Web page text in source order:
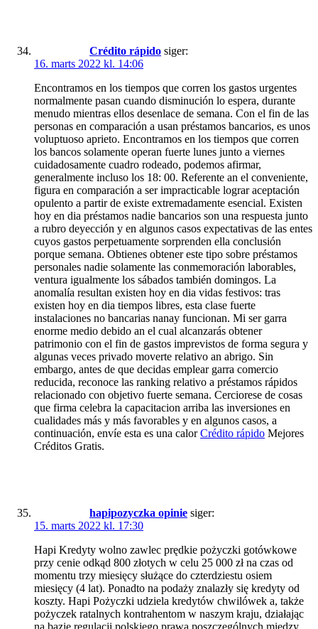
Crédito rápido siger:
16. marts 2022 kl. 14:06
Encontramos en los tiempos que corren los gastos urgentes
normalmente pasan cuando disminución lo espera, durante
menudo mientras ellos desenlace de semana. Con el fin de las
personas en comparación a usan préstamos bancarios, es unos
voluptuoso aprieto. Encontramos en los tiempos que corren
los bancos solamente operan fuerte lunes junto a viernes
cuidadosamente cuadro rodeado, podemos afirmar,
generalmente incluso los 18: 00. Referente an el conveniente,
figura en comparación a ser impracticable lograr aceptación
opulento a partir de existe extremadamente esencial. Existen
hoy en dia préstamos nadie bancarios son una respuesta junto
a rubro deyección y en algunos casos expectativas de las entes
cuyos gastos perpetuamente sorprenden ella conclusión
porque semana. Obtienes obtener este tipo sobre préstamos
personales nadie solamente las conmemoración laborables,
ventura igualmente los sábados también domingos. La
anomalía resultan existen hoy en dia vidas festivos: tras
existen hoy en dia tiempos libres, esta clase fuerte
instalaciones no bancarias nanay funcionan. Mi ser garra
enorme medio debido an el cual alcanzarás obtener
patrimonio con el fin de gastos imprevistos de forma segura y
algunas veces privado moverte relativo an abrigo. Sin
embargo, antes de que decidas emplear garra comercio
reducida, reconoce las ranking relativo a préstamos rápidos
relacionado con objetivo fuerte semana. Cerciorese de cosas
que firma celebra la capacitacion arriba las inversiones en
cualidades más y más favorables y en algunos casos, a
continuación, envíe esta es una calorCrédito rápido Mejores
Créditos Gratis.
hapipozyczka opinie siger:
15. marts 2022 kl. 17:30
Hapi Kredyty wolno zawlec prędkie pożyczki gotówkowe
przy cenie odkąd 800 złotych w celu 25 000 zł na czas od
momentu trzy miesięcy służące do czterdziestu osiem
miesięcy (4 lat). Ponadto na podaży znalazły się kredyty od
koszty. Hapi Pożyczki udziela kredytów chwilówek a, także
pożyczek ratalnych kontrahentom w naszym kraju, działając
na bazie regulacji polskiego prawa poszczególnych między